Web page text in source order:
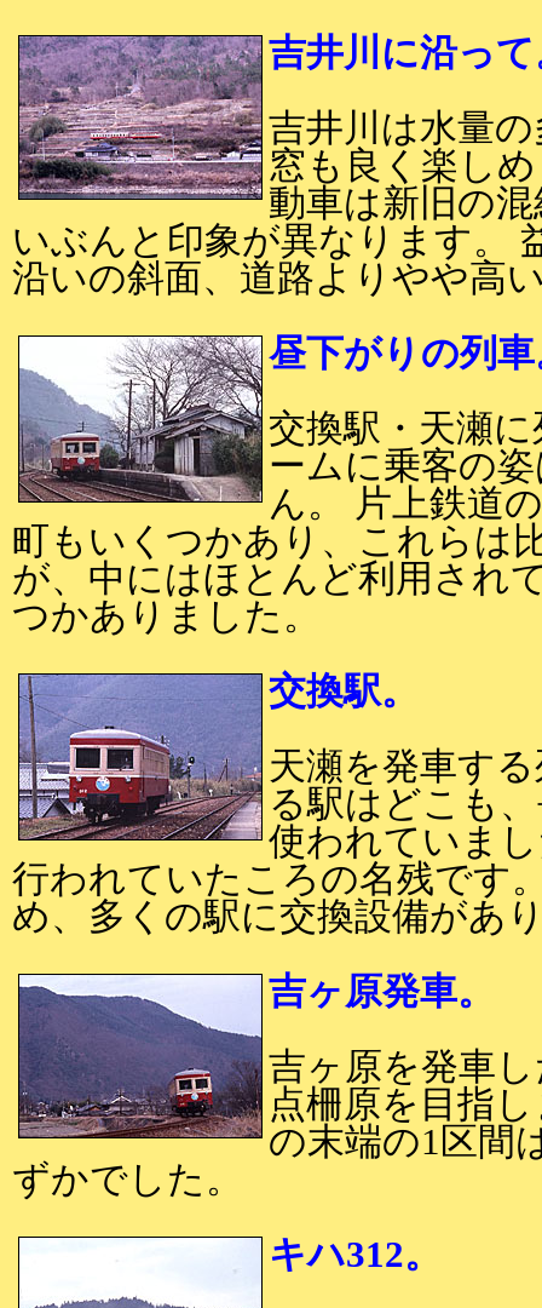
吉井川に沿っ
吉井川は水量
窓も良く楽し
動車は新旧の
いぶんと印象が異なります。
沿いの斜面、道路よりやや高
昼下がりの列
交換駅・天瀬
ームに乗客の
ん。 片上鉄道
町もいくつかあり、これらは
が、中にはほとんど利用され
つかありました。
交換駅。
天瀬を発車す
る駅はどこも
使われていま
行われていたころの名残です
め、多くの駅に交換設備があ
吉ヶ原発車。
吉ヶ原を発車
点柵原を目指
の末端の1区間
ずかでした。
キハ312。